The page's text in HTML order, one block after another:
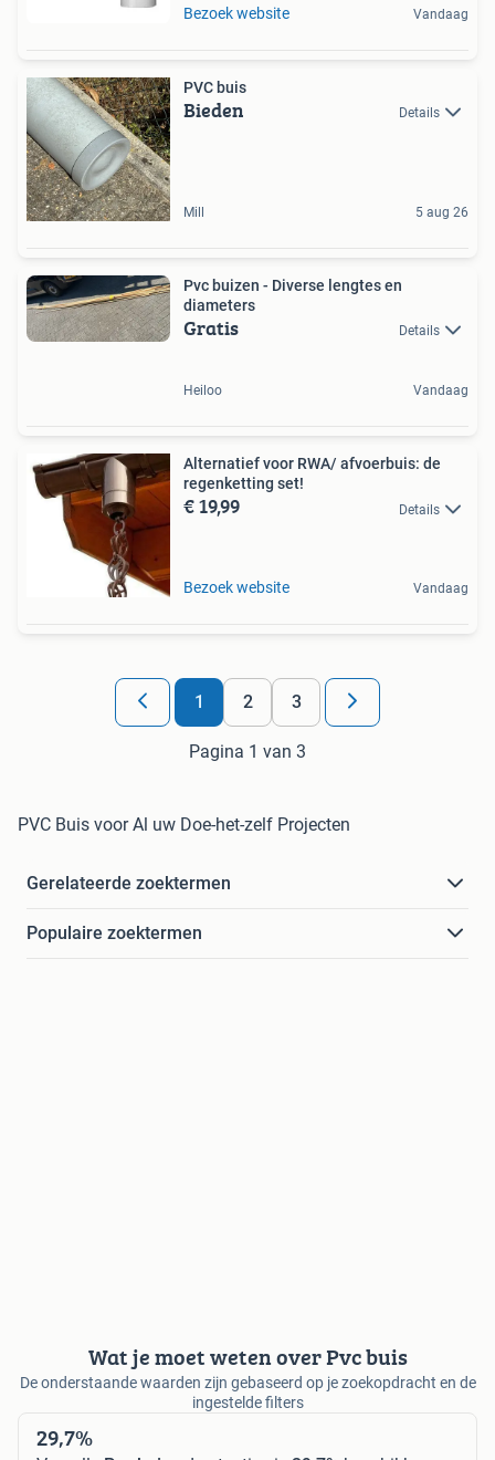
Bezoek website Vandaag
PVC buis
Bieden Details
Mill 5 aug 26
Pvc buizen - Diverse lengtes en
diameters
Gratis Details
Heiloo Vandaag
Alternatief voor RWA/ afvoerbuis: de
regenketting set!
€ 19,99 Details
Bezoek website Vandaag
1 2 3
Pagina 1 van 3
PVC Buis voor Al uw Doe-het-zelf Projecten
Gerelateerde zoektermen
Populaire zoektermen
Wat je moet weten over Pvc buis
De onderstaande waarden zijn gebaseerd op je zoekopdracht en de
ingestelde filters
29,7%